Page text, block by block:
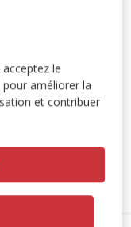
le
améliorer la
et contribuer